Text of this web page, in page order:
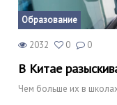
Образование
2032 0 0
В Китае
Чем больше их в